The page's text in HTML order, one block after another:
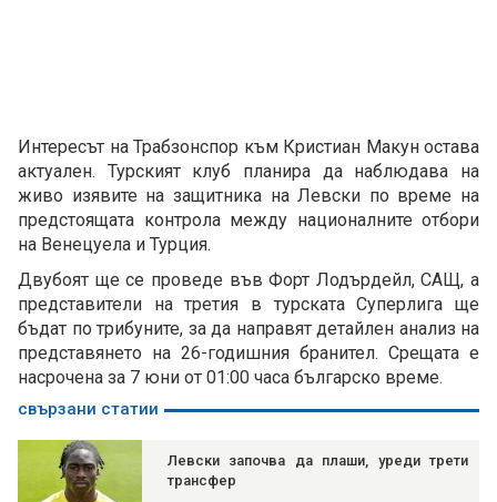
Интересът на Трабзонспор към Кристиан Макун остава
актуален. Турският клуб планира да наблюдава на
живо изявите на защитника на Левски по време на
предстоящата контрола между националните отбори
на Венецуела и Турция.
Двубоят ще се проведе във Форт Лодърдейл, САЩ, а
представители на третия в турската Суперлига ще
бъдат по трибуните, за да направят детайлен анализ на
представянето на 26-годишния бранител. Срещата е
насрочена за 7 юни от 01:00 часа българско време.
свързани статии
Левски започва да плаши, уреди трети
трансфер